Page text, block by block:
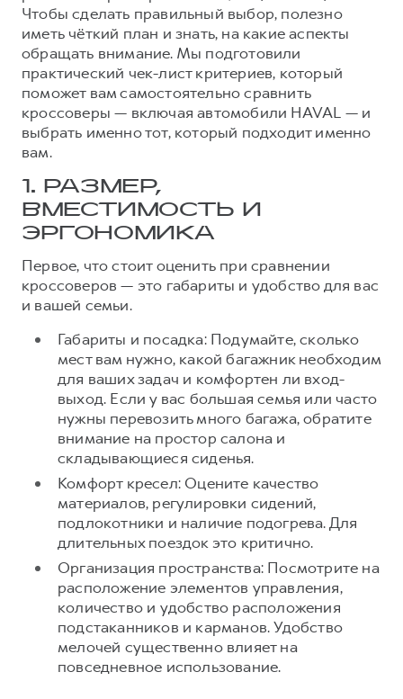
H7
от 3 799 000 ₽
H9
от 4 799 000 ₽
Тест-драйв
Трейд-ин
КРЕДИТ И СТРАХОВАНИЕ
Кредитный калькулятор
Кредит
Для малого бизнеса
Крупным корпоративным клиентам
Система управления автопарком
Сервис для корпоративных клиентов
HAVAL Лизинг
АКСЕССУАРЫ HAVAL
Автомобильные аксессуары
Коллекция PRO
Коллекция Базовая
Коллекция Детская
СЕРВИСНОЕ ОБСЛУЖИВАНИЕ
Нулевое ТО
Программа «Помощь на дороге»
Регламенты технического обслуживания
Электронный ПТС
GWM Безопасность
Гарантия HAVAL
Мобильное приложение GWM
Руководства по эксплуатации
Подписки
АКСЕССУАРЫ HAVAL
Автомобильные аксессуары
Коллекция PRO
Коллекция Базовая
Коллекция Детская
О дилере
Наша команда
Контакты
Чтобы сделать правильный выбор, полезно
иметь чёткий план и знать, на какие аспекты
обращать внимание. Мы подготовили
практический чек-лист критериев, который
поможет вам самостоятельно сравнить
кроссоверы — включая автомобили HAVAL — и
выбрать именно тот, который подходит именно
вам.
1. РАЗМЕР,
ВМЕСТИМОСТЬ И
ЭРГОНОМИКА
Первое, что стоит оценить при сравнении
кроссоверов — это габариты и удобство для вас
и вашей семьи.
Габариты и посадка: Подумайте, сколько
мест вам нужно, какой багажник необходим
для ваших задач и комфортен ли вход-
выход. Если у вас большая семья или часто
нужны перевозить много багажа, обратите
внимание на простор салона и
складывающиеся сиденья.
Комфорт кресел: Оцените качество
материалов, регулировки сидений,
подлокотники и наличие подогрева. Для
длительных поездок это критично.
Организация пространства: Посмотрите на
расположение элементов управления,
количество и удобство расположения
подстаканников и карманов. Удобство
мелочей существенно влияет на
повседневное использование.